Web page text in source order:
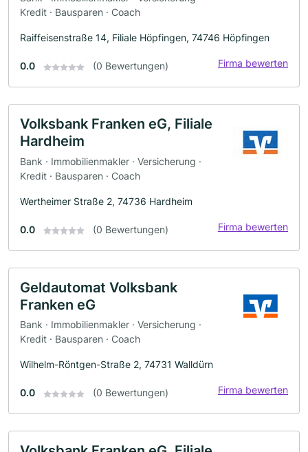
Kredit · Bausparen · Coach
Raiffeisenstraße 14, Filiale Höpfingen, 74746 Höpfingen
0.0 (0 Bewertungen) Firma bewerten
Volksbank Franken eG, Filiale
Hardheim
Bank · Immobilienmakler · Versicherung ·
Kredit · Bausparen · Coach
Wertheimer Straße 2, 74736 Hardheim
0.0 (0 Bewertungen) Firma bewerten
Geldautomat Volksbank
Franken eG
Bank · Immobilienmakler · Versicherung ·
Kredit · Bausparen · Coach
Wilhelm-Röntgen-Straße 2, 74731 Walldürn
0.0 (0 Bewertungen) Firma bewerten